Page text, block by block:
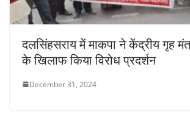
दलसिंहसराय में माकपा ने केंद्रीय गृह
के खिलाफ किया विरोध प्रदर्शन
December 31, 2024